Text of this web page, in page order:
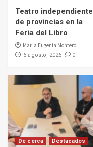
Teatro independiente
de provincias en la
Feria del Libro
Maria Eugenia Montero
6 agosto, 2026 0
De cerca Destacados